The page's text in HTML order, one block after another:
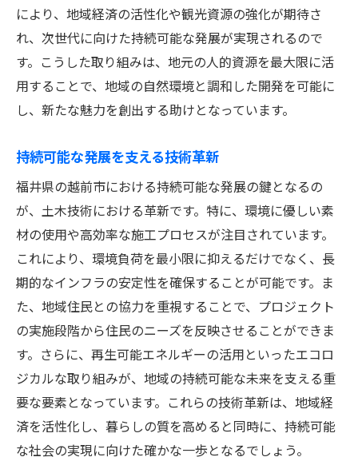
により、地域経済の活性化や観光資源の強化が期待さ
れ、次世代に向けた持続可能な発展が実現されるので
す。こうした取り組みは、地元の人的資源を最大限に活
用することで、地域の自然環境と調和した開発を可能に
し、新たな魅力を創出する助けとなっています。
持続可能な発展を支える技術革新
福井県の越前市における持続可能な発展の鍵となるの
が、土木技術における革新です。特に、環境に優しい素
材の使用や高効率な施工プロセスが注目されています。
これにより、環境負荷を最小限に抑えるだけでなく、長
期的なインフラの安定性を確保することが可能です。ま
た、地域住民との協力を重視することで、プロジェクト
の実施段階から住民のニーズを反映させることができま
す。さらに、再生可能エネルギーの活用といったエコロ
ジカルな取り組みが、地域の持続可能な未来を支える重
要な要素となっています。これらの技術革新は、地域経
済を活性化し、暮らしの質を高めると同時に、持続可能
な社会の実現に向けた確かな一歩となるでしょう。